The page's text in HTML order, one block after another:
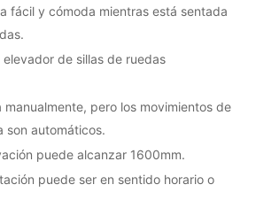
fácil y cómoda mientras está sentada
elevador de sillas de ruedas
manualmente, pero los movimientos de
son automáticos.
puede alcanzar 1600mm.
puede ser en sentido horario o